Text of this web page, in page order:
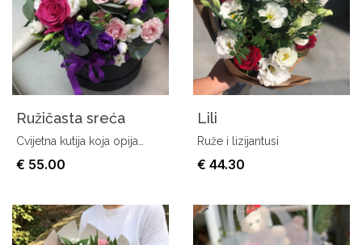
Ružičasta sreća
Cvijetna kutija koja opija
€ 55.00
Lili
Ruže i lizijantusi
€ 44.30